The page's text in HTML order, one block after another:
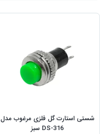
شستی استارت گل فلزی مرغوب مدل
DS-316 سبز